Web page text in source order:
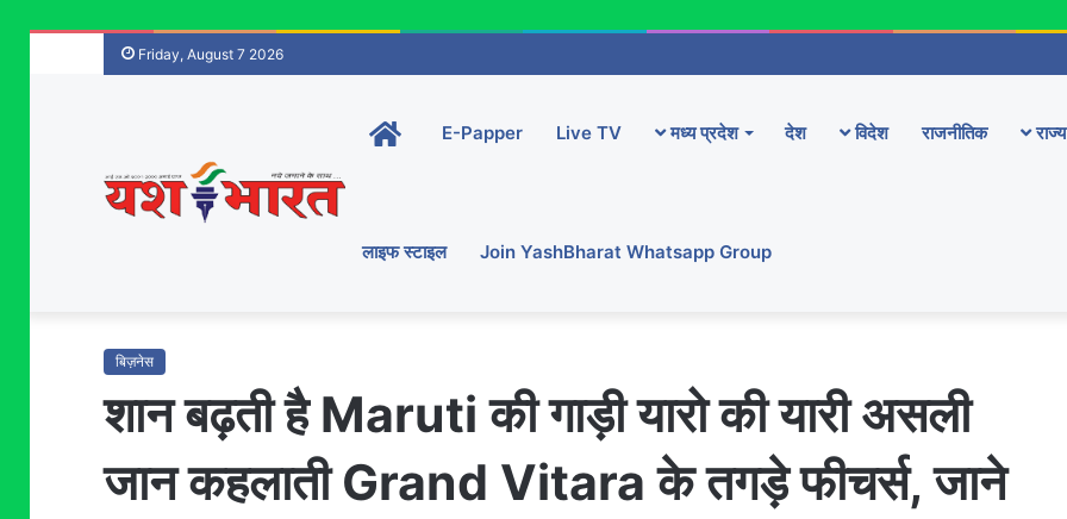
Friday, August 7 2026
Home-
main
E-Papper Live TV मध्य प्रदेश देश विदेश राजनीतिक राज्य
लाइफ स्टाइल Join YashBharat Whatsapp Group
बिज़नेस
शान बढ़ती है Maruti की गाड़ी यारो की यारी असली
जान कहलाती Grand Vitara के तगड़े फीचर्स, जाने